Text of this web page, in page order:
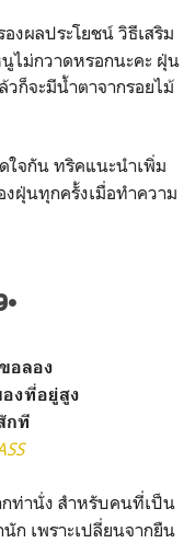
งผลประโยชน์ วิธีเสริม
ไม่กวาดหรอกนะคะ ฝุ่น
ก็จะมีน้ำตาจากรอยไม้
ใจกัน ทริคแนะนำเพิ่ม
ฝุ่นทุกครั้งเมื่อทำความ
อลอง
งที่อยู่สูง
กที
กท่านั่ง สำหรับคนที่เป็น
ก เพราะเปลี่ยนจากยืน